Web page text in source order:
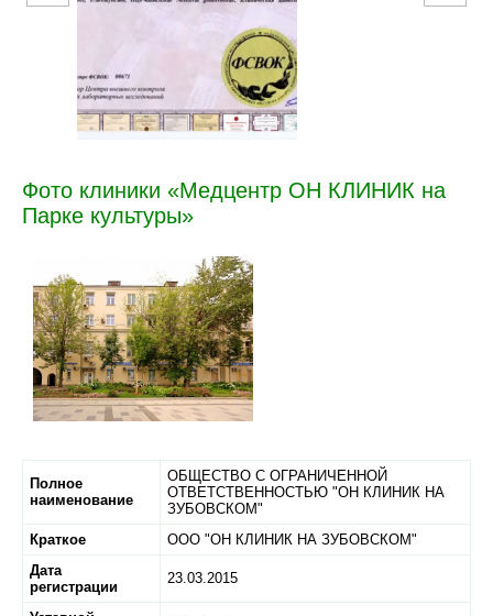
Фото клиники «Медцентр ОН КЛИНИК на
Парке культуры»
Полное
наименование
ОБЩЕСТВО С ОГРАНИЧЕННОЙ
ОТВЕТСТВЕННОСТЬЮ "ОН КЛИНИК НА
ЗУБОВСКОМ"
Краткое
ООО "ОН КЛИНИК НА ЗУБОВСКОМ"
Дата
регистрации
23.03.2015